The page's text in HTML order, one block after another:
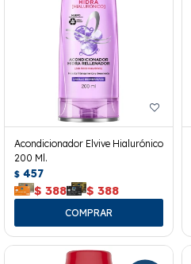
Acondicionador Elvive Hialurónico
200 Ml.
$ 457
$ 388 $ 388